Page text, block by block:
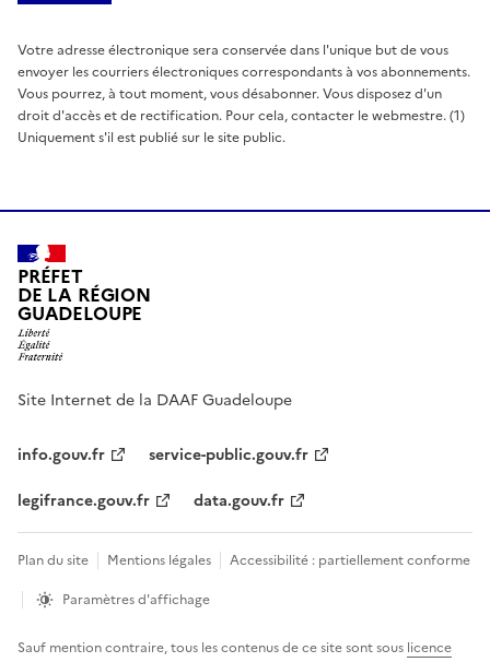
Votre adresse électronique sera conservée dans l'unique but de vous
envoyer les courriers électroniques correspondants à vos abonnements.
Vous pourrez, à tout moment, vous désabonner. Vous disposez d'un
droit d'accès et de rectification. Pour cela, contacter le webmestre. (1)
Uniquement s'il est publié sur le site public.
PRÉFET
DE LA RÉGION
GUADELOUPE
Site Internet de la DAAF Guadeloupe
info.gouv.fr
service-public.gouv.fr
legifrance.gouv.fr
data.gouv.fr
Plan du site Mentions légales
Accessibilité : partiellement conforme
Paramètres d'affichage
Sauf mention contraire, tous les contenus de ce site sont sous licence